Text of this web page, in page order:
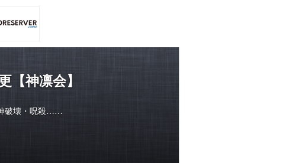
【神凛会】
破壊・呪殺……